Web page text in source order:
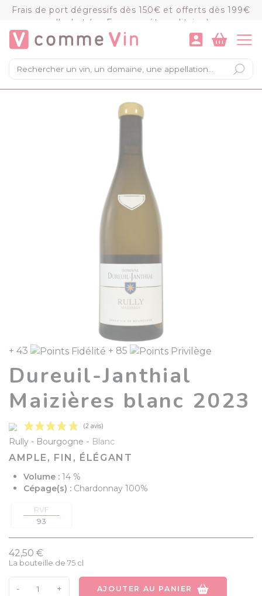
Frais de port dégressifs dès 150€ et offerts dès 199€
d'achat (en France métropolitaine)
×
Mon panier
Chargement du panier...
VOIR LE PANIER COMMANDER
+ 43 + 85
Dureuil-Janthial
Maizières blanc 2023
Rully Bourgogne - Blanc
AMPLE, FIN, ÉLÉGANT
Volume : 14 %
Cépage(s) : Chardonnay 100%
RVF
93
42,50 €
La bouteille de 75 cl
- + AJOUTER AU PANIER
Panneau de gestion des cookies